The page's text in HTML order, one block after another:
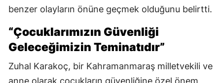
benzer olayların önüne geçmek olduğunu belirtti.
“Çocuklarımızın Güvenliği
Geleceğimizin Teminatıdır”
Zuhal Karakoç, bir Kahramanmaraş milletvekili ve
anne olarak çocukların güvenliğine özel önem